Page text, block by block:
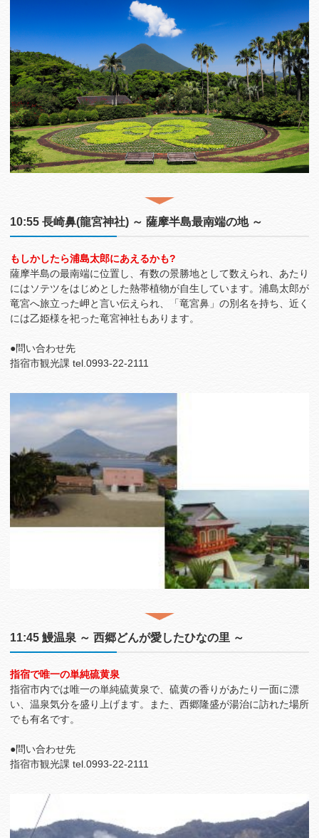
10:55 長崎鼻(龍宮神社) ～ 薩摩半島最南端の地 ～
もしかしたら浦島太郎にあえるかも?
薩摩半島の最南端に位置し、有数の景勝地として数えられ、あたり
にはソテツをはじめとした熱帯植物が自生しています。浦島太郎が
竜宮へ旅立った岬と言い伝えられ、「竜宮鼻」の別名を持ち、近く
には乙姫様を祀った竜宮神社もあります。
●問い合わせ先
指宿市観光課 tel.0993-22-2111
11:45 鰻温泉 ～ 西郷どんが愛したひなの里 ～
指宿で唯一の単純硫黄泉
指宿市内では唯一の単純硫黄泉で、硫黄の香りがあたり一面に漂
い、温泉気分を盛り上げます。また、西郷隆盛が湯治に訪れた場所
でも有名です。
●問い合わせ先
指宿市観光課 tel.0993-22‐2111